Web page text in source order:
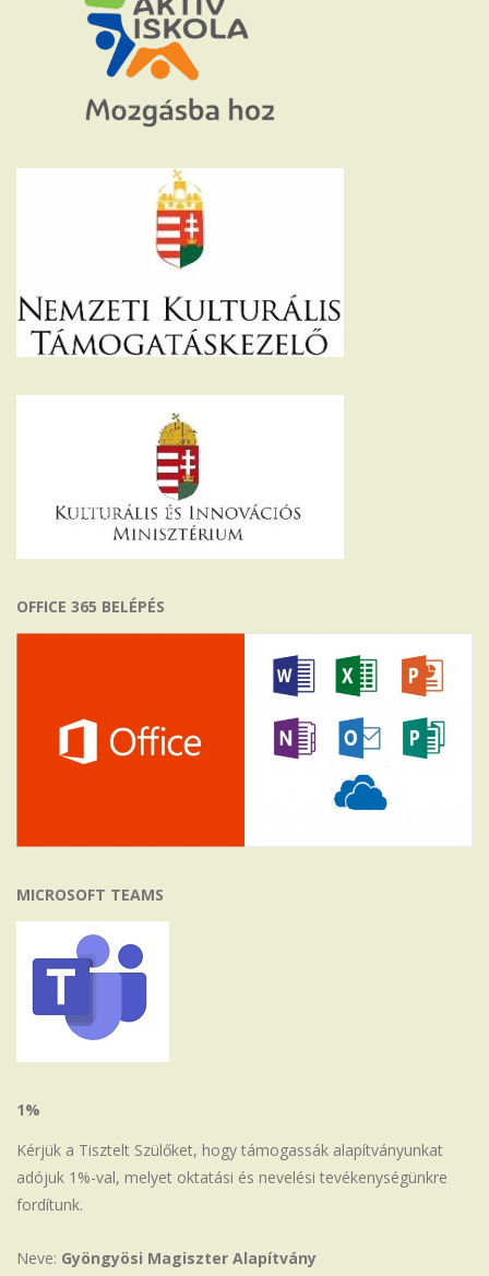
OFFICE 365 BELÉPÉS
MICROSOFT TEAMS
1%
Kérjük a Tisztelt Szülőket, hogy támogassák alapítványunkat
adójuk 1%-val, melyet oktatási és nevelési tevékenységünkre
fordítunk.
Neve: Gyöngyösi Magiszter Alapítvány